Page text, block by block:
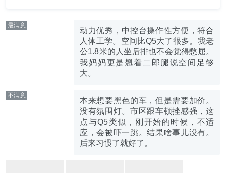
最满意
动力优秀，中控台操作性方便，符合
人体工学。空间比Q5大了很多。我老
公1.8米的人坐后排也不会觉得憋屈。
我妈妈更是翘着二郎腿说空间足够
大。
不满意
本来想要黑色的车，但是需要加价。
没有氛围灯。市区跟车顿挫感强，这
点与Q5类似，刚开始的时候，不适
应，会被吓一跳。结果啥事儿没有。
后来习惯了就好了。